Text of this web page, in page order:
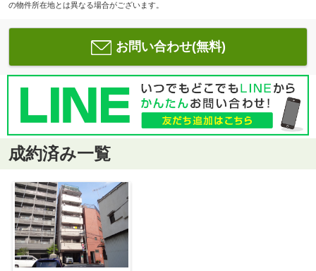
の物件所在地とは異なる場合がございます。
お問い合わせ(無料)
成約済み一覧